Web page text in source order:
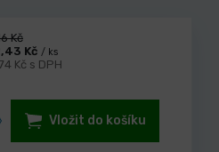
Kč
Kč / ks
Kč s DPH
Vložit do košíku